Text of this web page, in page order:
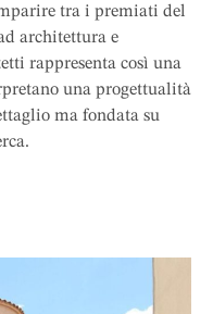
tra i premiati del
architettura e
rappresenta così una
una progettualità
ma fondata su